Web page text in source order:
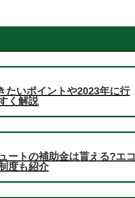
たいポイントや2023年に行
く解説
ートの補助金は貰える?エコ
度も紹介